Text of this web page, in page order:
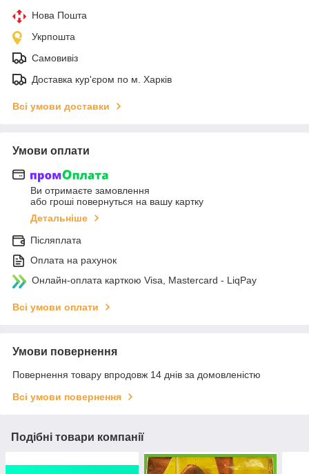
Нова Пошта
Укрпошта
Самовивіз
Доставка кур'єром по м. Харків
Всі умови доставки
Умови оплати
Ви отримаєте замовлення
або гроші повернуться на вашу картку
Детальніше
Післяплата
Оплата на рахунок
Онлайн-оплата карткою Visa, Mastercard - LiqPay
Всі умови оплати
Умови повернення
Повернення товару впродовж 14 днів за домовленістю
Всі умови повернення
Подібні товари компанії